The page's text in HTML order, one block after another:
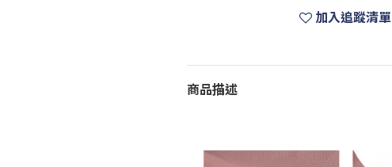
加入追蹤清單
商品描述